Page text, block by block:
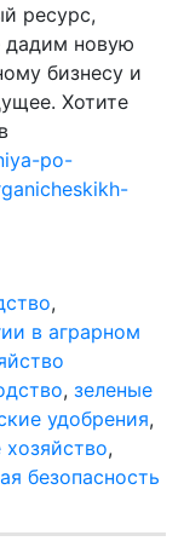
ресурс,
дадим новую
бизнесу и
Хотите
po-
,
в аграрном
, зеленые
удобрения,
хозяйство,
безопасность